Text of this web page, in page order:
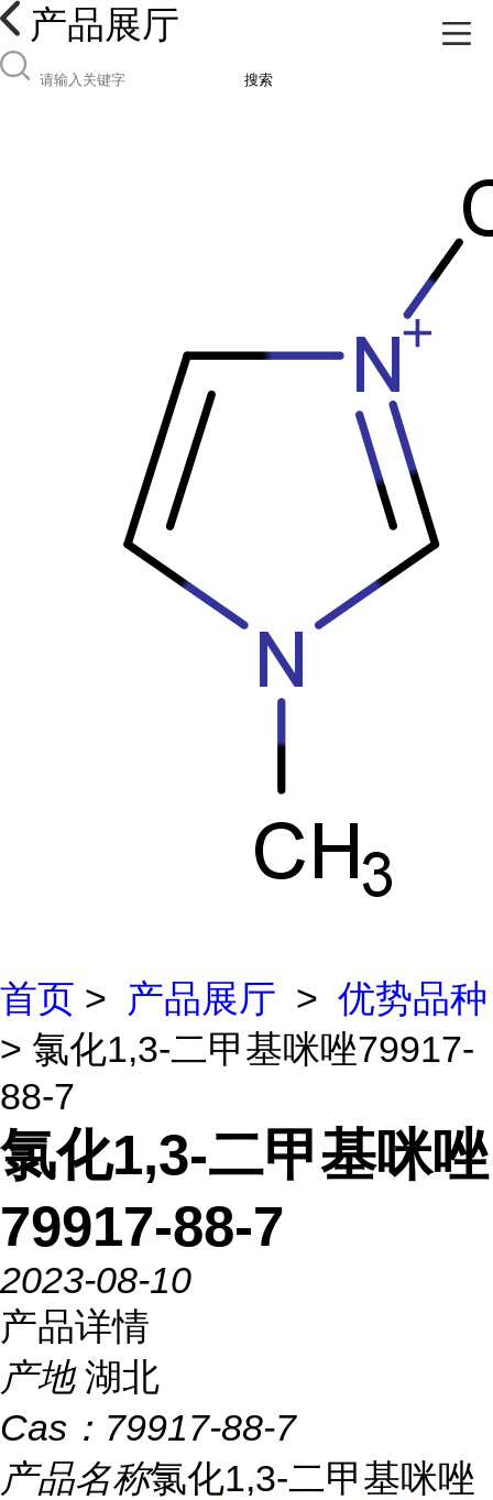
产品展厅
搜索
首页 > 产品展厅 > 优势品种
> 氯化1,3-二甲基咪唑79917-
88-7
氯化1,3-二甲基咪唑
79917-88-7
2023-08-10
产品详情
产地 湖北
Cas： 79917-88-7
产品名称氯化1,3-二甲基咪唑